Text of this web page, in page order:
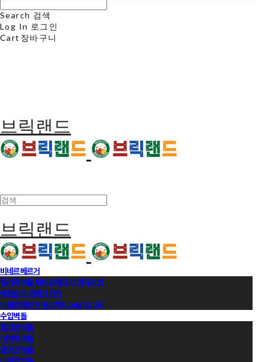
Search 검색
Log In 로그인
Cart 장바구니
브릭랜드
브릭랜드
비네르베르거
벨기에벽돌 비네르베르거 정규라인
에겐순드 덴마크라인
비네르베르거 롱브릭(Long Brick)
수입벽돌
벨기에벽돌
이태리벽돌
덴마크벽돌